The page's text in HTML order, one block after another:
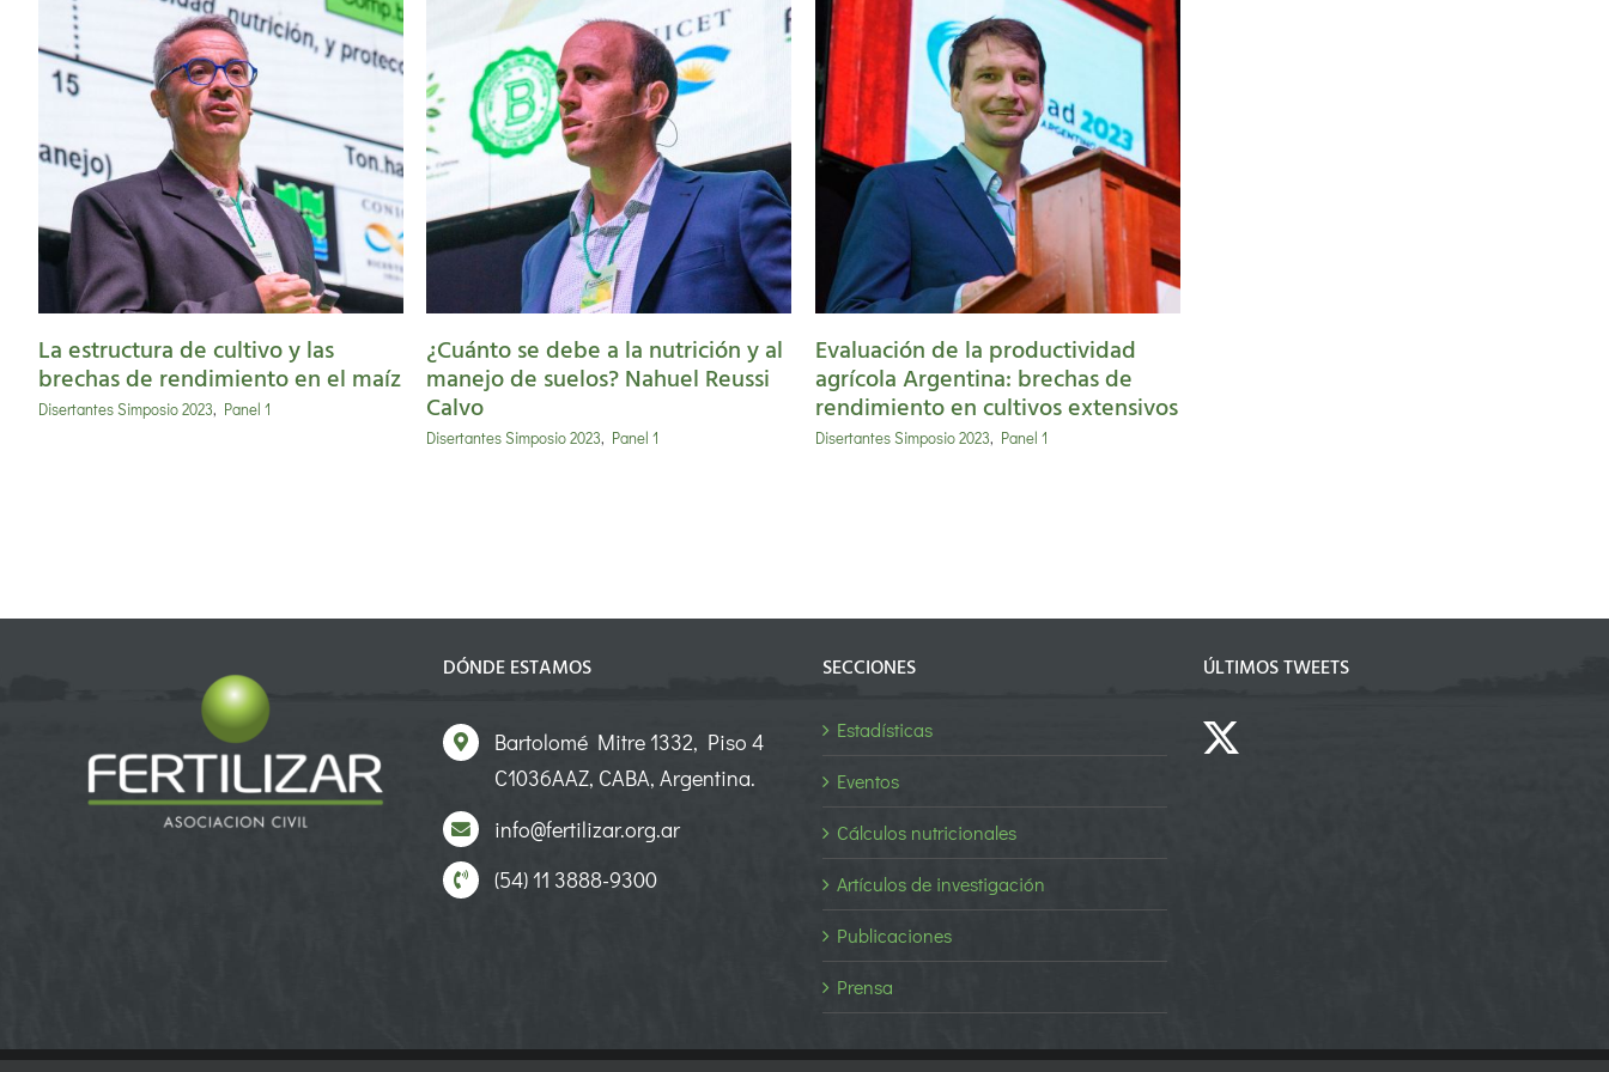
La estructura de cultivo y las
brechas de rendimiento en el maíz
Disertantes Simposio 2023, Panel 1
¿Cuánto se debe a la
nutrición y al manejo de
suelos? Nahuel Reussi Calvo
¿Cuánto se debe a la nutrición y al
manejo de suelos? Nahuel Reussi
Calvo
Disertantes Simposio 2023, Panel 1
Evaluación de la
productividad agrícola
Argentina: brechas de
rendimiento en cultivos
extensivos
Evaluación de la productividad
agrícola Argentina: brechas de
rendimiento en cultivos extensivos
Disertantes Simposio 2023, Panel 1
DÓNDE ESTAMOS
Bartolomé Mitre 1332, Piso 4
C1036AAZ, CABA, Argentina.
info@fertilizar.org.ar
(54) 11 3888-9300
SECCIONES
Estadísticas
Eventos
Cálculos nutricionales
Artículos de investigación
Publicaciones
Prensa
ÚLTIMOS TWEETS